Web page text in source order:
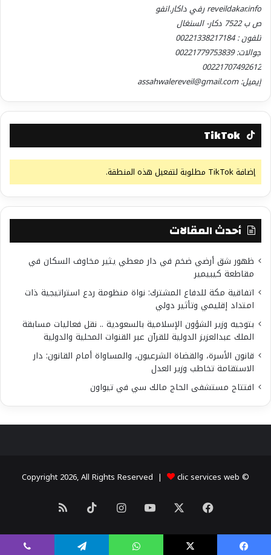
reveildakar.info رفي داكار.انفو
ص ب 7522 دكار- السنغال
تلفون : 00221338217184
جوالات: 00221779753839
00221707492612
إيميل: assahwalereveil@gmail.com
TikTok
إضافة TikTok مطلوبة لتفعيل هذه المنطقة.
أحدث المقالات
ظهور شق أرضي ضخم في دار معطي يثير مخاوف السكان في
مقاطعة كيبيمير
اتفاقية مكة للدفاع المشترك: نواة منظومة ردع استراتيجية ذات
امتداد إقليمي وتأثير دولي
بتوجيه وزير الشؤون الإسلامية بالسعودية .. نقل فعاليات مسابقة
الملك عبدالعزيز الدولية للقرآن عبر القنوات المحلية والدولية
قانون الأسرة، والقضاة الشرعيون، والمساواة أمام القانون: دار
الاستقامة تخاطب وزير العدل
افتتاح مستشفى الحاج مالك سي في تيواون
© Copyright 2026, All Rights Reserved |
clic services web
فيسبوك يوتيوبانستقرام ‫TikTokملخص
الموقع